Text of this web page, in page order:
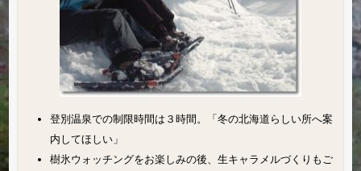
登別温泉での制限時間は３時間。「冬の北海道らしい所へ案
内してほしい」
樹氷ウォッチングをお楽しみの後、生キャラメルづくりもご